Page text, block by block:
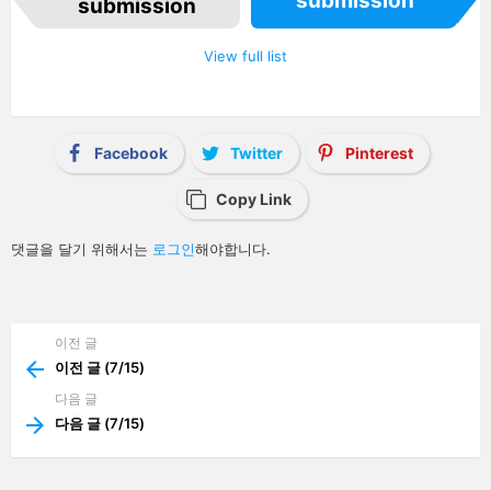
m
submission
View full list
Facebook Twitter Pinterest
Copy Link
답
글
댓글을 달기 위해서는 로그인해야합니다.
more
이전 글
이전 글 (7/15)
다음 글
다음 글 (7/15)